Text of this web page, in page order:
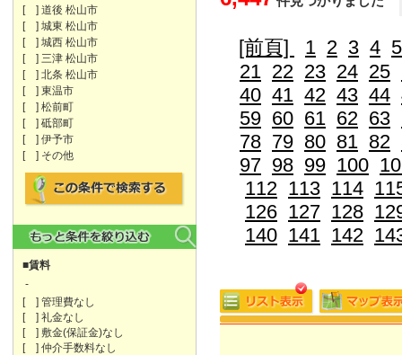
[ ] 道後 松山市
[ ] 城東 松山市
[ ] 城西 松山市
[ ] 三津 松山市
[ ] 北条 松山市
[ ] 東温市
[ ] 松前町
[ ] 砥部町
[ ] 伊予市
[ ] その他
■賃料
-
[ ] 管理費なし
[ ] 礼金なし
[ ] 敷金(保証金)なし
[ ] 仲介手数料なし
[前頁] 1 2 3 4 5
21 22 23 24 25
40 41 42 43 44
59 60 61 62 63
78 79 80 81 82
97 98 99 100
112 113 114
126 127 128
140 141 142